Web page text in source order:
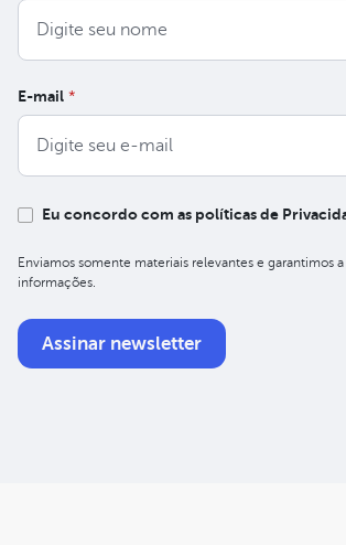
E-mail *
Eu concordo com as políticas de
Enviamos somente materiais relevantes e garantimos
informações.